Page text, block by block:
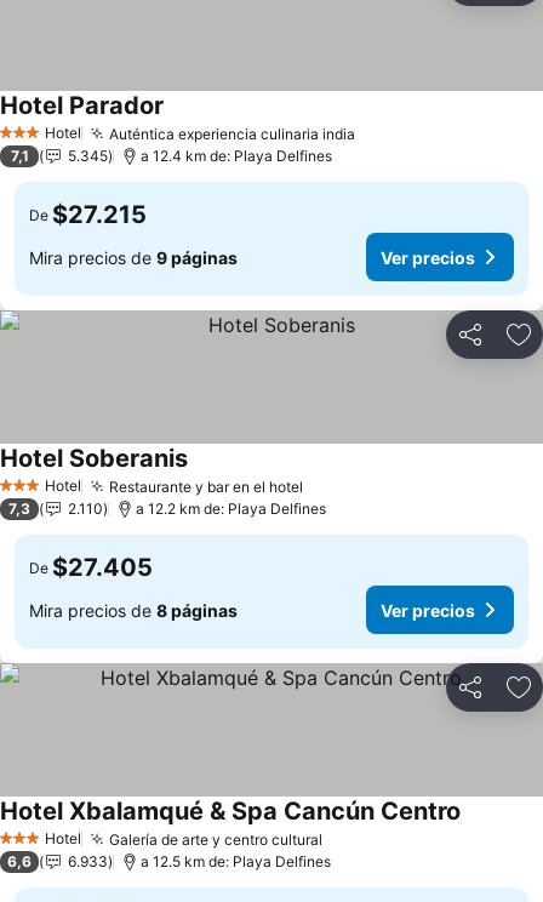
3 Estrellas
Hotel Auténtica experiencia culinaria india
Hotel Parador
7,1 5.345 a 12.4 km de: Playa Delfines
De $27.215
Mira precios de 9 páginas Ver precios
Compartir
3 Estrellas
Hotel Restaurante y bar en el hotel
Hotel Soberanis
7,3 2.110 a 12.2 km de: Playa Delfines
De $27.405
Mira precios de 8 páginas Ver precios
Compartir
3 Estrellas
Hotel Galería de arte y centro cultural
Hotel Xbalamqué & Spa Cancún Centro
6,6 6.933 a 12.5 km de: Playa Delfines